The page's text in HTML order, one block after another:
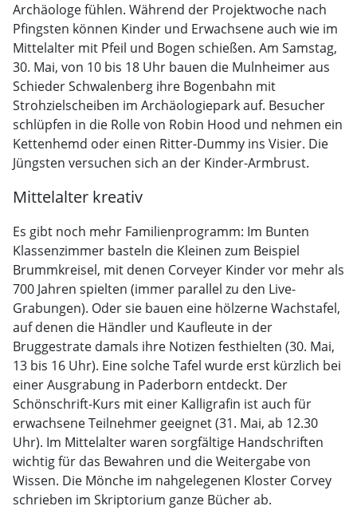
Archäologe fühlen. Während der Projektwoche nach
Pfingsten können Kinder und Erwachsene auch wie im
Mittelalter mit Pfeil und Bogen schießen. Am Samstag,
30. Mai, von 10 bis 18 Uhr bauen die Mulnheimer aus
Schieder Schwalenberg ihre Bogenbahn mit
Strohzielscheiben im Archäologiepark auf. Besucher
schlüpfen in die Rolle von Robin Hood und nehmen ein
Kettenhemd oder einen Ritter-Dummy ins Visier. Die
Jüngsten versuchen sich an der Kinder-Armbrust.
Mittelalter kreativ
Es gibt noch mehr Familienprogramm: Im Bunten
Klassenzimmer basteln die Kleinen zum Beispiel
Brummkreisel, mit denen Corveyer Kinder vor mehr als
700 Jahren spielten (immer parallel zu den Live-
Grabungen). Oder sie bauen eine hölzerne Wachstafel,
auf denen die Händler und Kaufleute in der
Bruggestrate damals ihre Notizen festhielten (30. Mai,
13 bis 16 Uhr). Eine solche Tafel wurde erst kürzlich bei
einer Ausgrabung in Paderborn entdeckt. Der
Schönschrift-Kurs mit einer Kalligrafin ist auch für
erwachsene Teilnehmer geeignet (31. Mai, ab 12.30
Uhr). Im Mittelalter waren sorgfältige Handschriften
wichtig für das Bewahren und die Weitergabe von
Wissen. Die Mönche im nahgelegenen Kloster Corvey
schrieben im Skriptorium ganze Bücher ab.